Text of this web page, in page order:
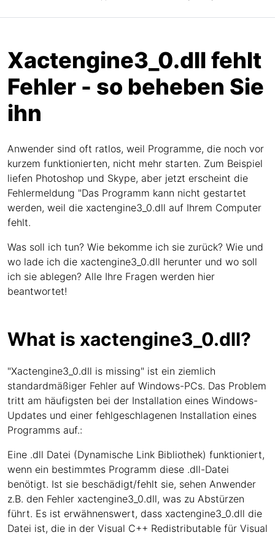
Xactengine3_0.dll fehlt
Fehler - so beheben Sie
ihn
Anwender sind oft ratlos, weil Programme, die noch vor
kurzem funktionierten, nicht mehr starten. Zum Beispiel
liefen Photoshop und Skype, aber jetzt erscheint die
Fehlermeldung "Das Programm kann nicht gestartet
werden, weil die xactengine3_0.dll auf Ihrem Computer
fehlt.
Was soll ich tun? Wie bekomme ich sie zurück? Wie und
wo lade ich die xactengine3_0.dll herunter und wo soll
ich sie ablegen? Alle Ihre Fragen werden hier
beantwortet!
What is xactengine3_0.dll?
"Xactengine3_0.dll is missing" ist ein ziemlich
standardmäßiger Fehler auf Windows-PCs. Das Problem
tritt am häufigsten bei der Installation eines Windows-
Updates und einer fehlgeschlagenen Installation eines
Programms auf.:
Eine .dll Datei (Dynamische Link Bibliothek) funktioniert,
wenn ein bestimmtes Programm diese .dll-Datei
benötigt. Ist sie beschädigt/fehlt sie, sehen Anwender
z.B. den Fehler xactengine3_0.dll, was zu Abstürzen
führt. Es ist erwähnenswert, dass xactengine3_0.dll die
Datei ist, die in der Visual C++ Redistributable für Visual